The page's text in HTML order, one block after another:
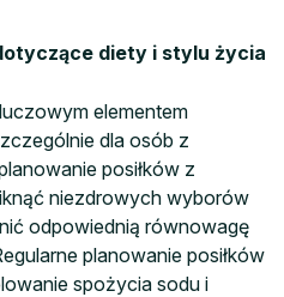
diety i stylu życia
elementem
dla osób z
posiłków z
niezdrowych wyborów
odpowiednią równowagę
planowanie posiłków
spożycia sodu i